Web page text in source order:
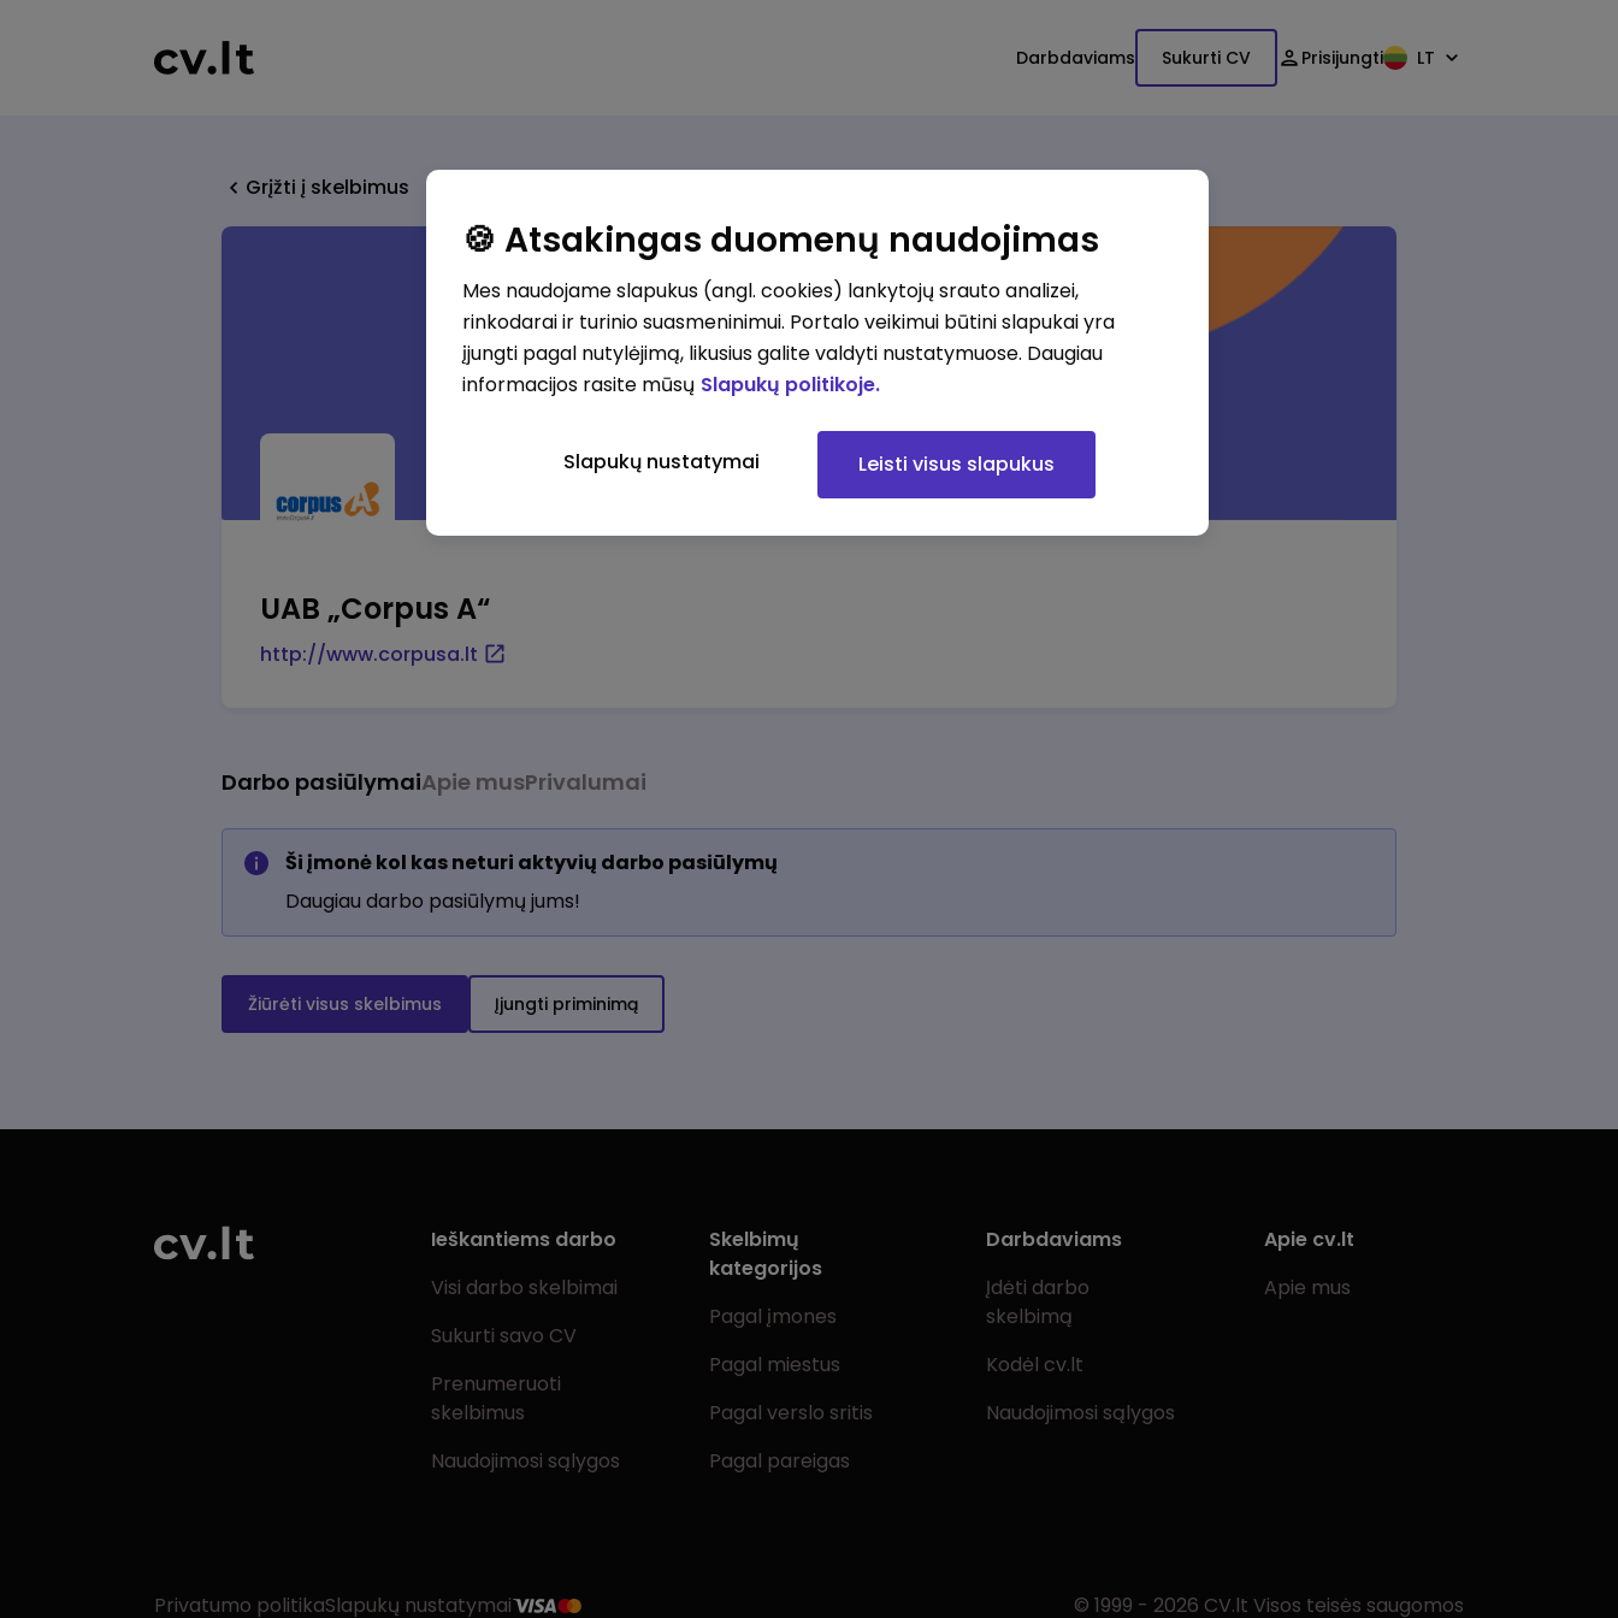
Darbdaviams Sukurti CV Prisijungti LT
Grįžti į skelbimus
UAB „Corpus A“
http://www.corpusa.lt
Darbo pasiūlymaiApie musPrivalumai
Ši įmonė kol kas neturi aktyvių darbo pasiūlymų
Daugiau darbo pasiūlymų jums!
Žiūrėti visus skelbimus Įjungti priminimą
Ieškantiems darbo
Visi darbo skelbimai
Sukurti savo CV
Prenumeruoti
skelbimus
Naudojimosi sąlygos
Skelbimų
kategorijos
Pagal įmones
Pagal miestus
Pagal verslo sritis
Pagal pareigas
Darbdaviams
Įdėti darbo
skelbimą
Kodėl cv.lt
Naudojimosi sąlygos
Apie cv.lt
Apie mus
Privatumo politikaSlapukų nustatymai © 1999 - 2026 CV.lt Visos teisės saugomos
🍪 Atsakingas duomenų naudojimas
Mes naudojame slapukus (angl. cookies) lankytojų srauto analizei,
rinkodarai ir turinio suasmeninimui. Portalo veikimui būtini slapukai yra
įjungti pagal nutylėjimą, likusius galite valdyti nustatymuose. Daugiau
informacijos rasite mūsų Slapukų politikoje.
Slapukų nustatymai Leisti visus slapukus